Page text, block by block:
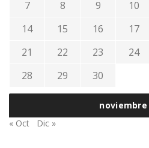
noviembre
7
8 9 10
14
15 16 17
21
22 23 24
28
29 30
« Oct Dic »